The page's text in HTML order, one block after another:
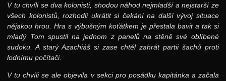
V tu chvíli se dva kolonisti, shodou náhod nejmladší a nejstarší ze
všech kolonistů, rozhodli ukrátit si čekání na další vývoj situace
nějakou hrou. Hra s výbušným koťátkem je přestala bavit a tak si
mladý Tom spustil na jednom z panelů na stěně své oblíbené
sudoku. A starý Azachiáš si zase chtěl zahrát partii šachů proti
lodnímu počítači.
V tu chvíli se ale objevila v sekci pro posádku kapitánka a začala